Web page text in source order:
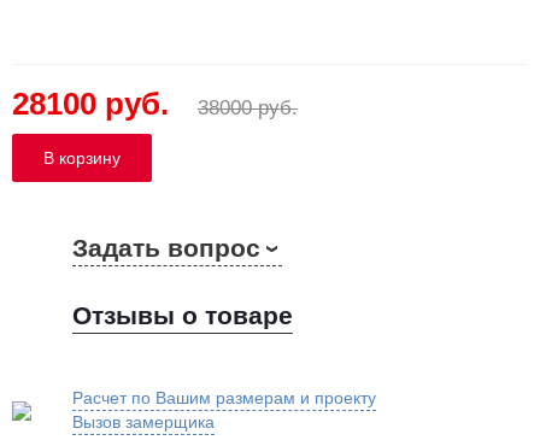
28100 руб. 38000 руб.
Задать вопрос
Отзывы о товаре
Расчет по Вашим размерам и проекту
Вызов замерщика